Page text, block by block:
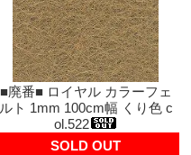
■廃番■ ロイヤル カラーフェ
ルト 1mm 100cm幅 くり色 c
ol.522
SOLD OUT